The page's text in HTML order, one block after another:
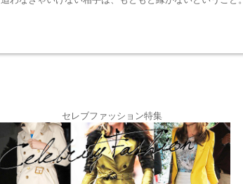
セレブファッション特集